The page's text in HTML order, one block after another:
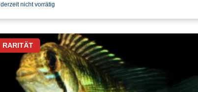
derzeit nicht vorrätig
RARITÄT